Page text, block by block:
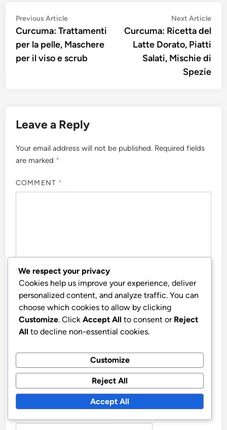
Post
navigation
Previous ArticlePrevious
article:
Curcuma: Trattamenti
per la pelle, Maschere
per il viso e scrub
Next Article
Curcuma: Ricetta del
Latte Dorato, Piatti
Salati, Mischie di
Spezie
Leave a Reply
Your email address will not be published. Required fields
are marked *
COMMENT *
NAME*
EMAIL*
We respect your privacy
Cookies help us improve your experience, deliver
personalized content, and analyze traffic. You can
choose which cookies to allow by clicking
Customize. Click Accept All to consent or Reject
All to decline non-essential cookies.
Customize
Reject All
Accept All